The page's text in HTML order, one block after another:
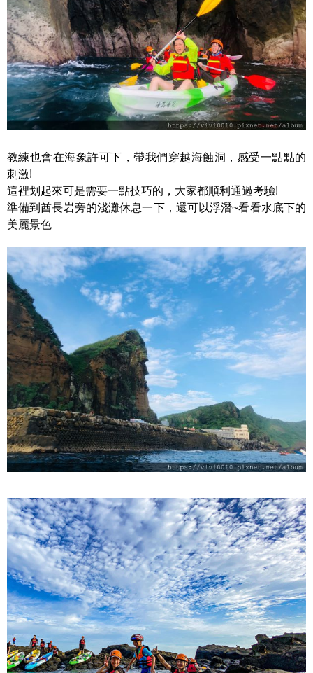
教練也會在海象許可下，帶我們穿越海蝕洞，感受一點點的
刺激!
這裡划起來可是需要一點技巧的，大家都順利通過考驗!
準備到酋長岩旁的淺灘休息一下，還可以浮潛~看看水底下的
美麗景色